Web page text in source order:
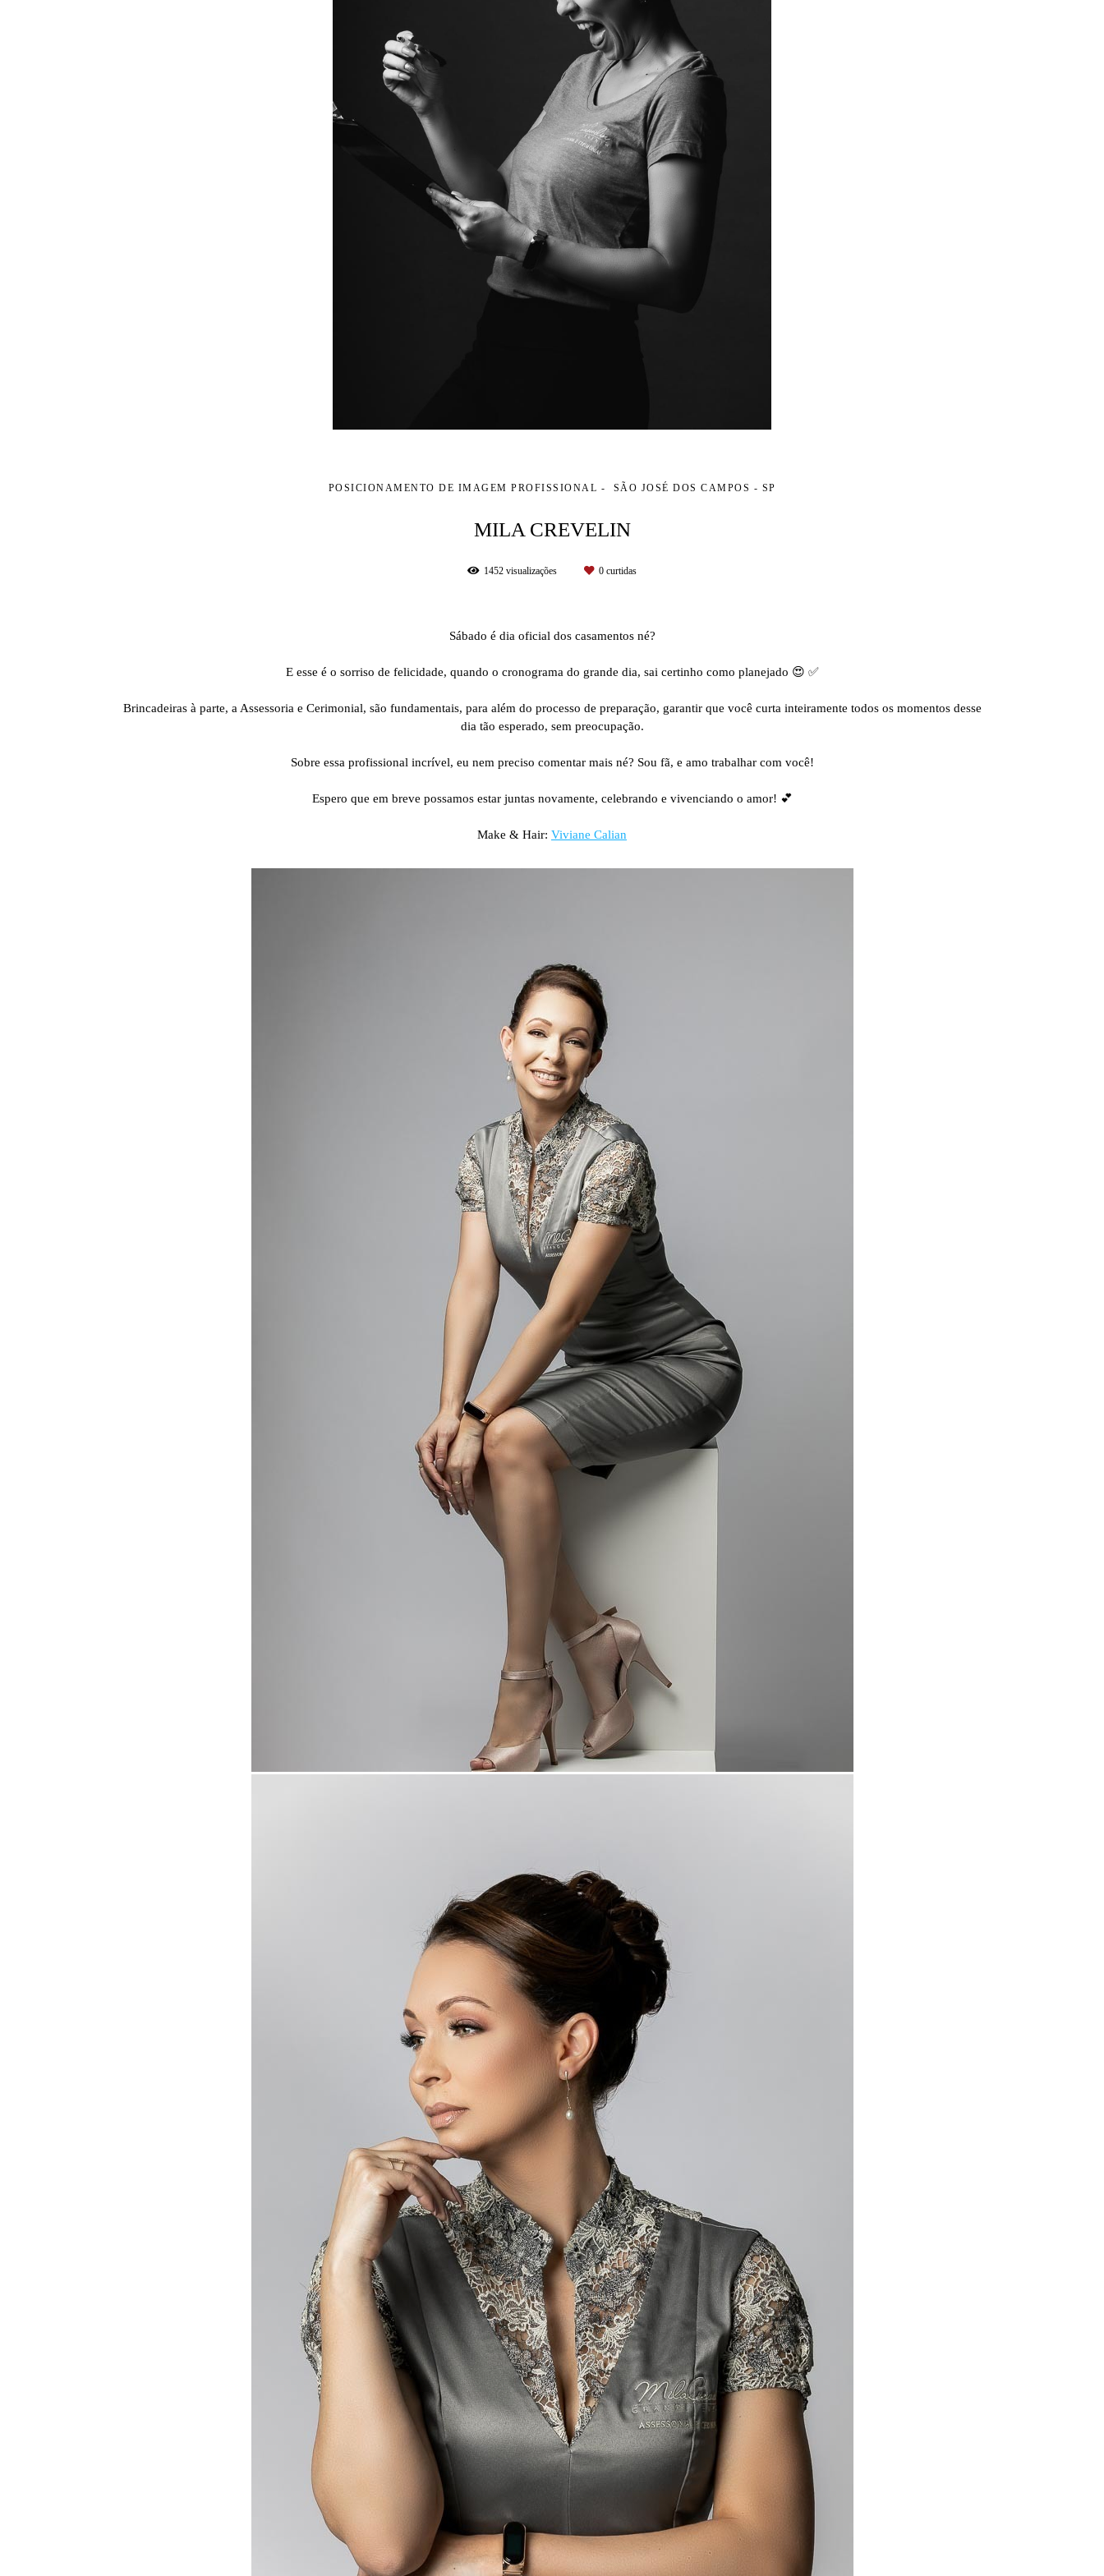
POSICIONAMENTO DE IMAGEM PROFISSIONAL SÃO JOSÉ DOS CAMPOS - SP
MILA CREVELIN
1452 visualizações 0 curtidas
Sábado é dia oficial dos casamentos né?
E esse é o sorriso de felicidade, quando o cronograma do grande dia, sai certinho como planejado 😍 ✅
Brincadeiras à parte, a Assessoria e Cerimonial, são fundamentais, para além do processo de preparação, garantir que você curta inteiramente todos os momentos desse
dia tão esperado, sem preocupação.
Sobre essa profissional incrível, eu nem preciso comentar mais né? Sou fã, e amo trabalhar com você!
Espero que em breve possamos estar juntas novamente, celebrando e vivenciando o amor! 💕
Make & Hair: Viviane Calian